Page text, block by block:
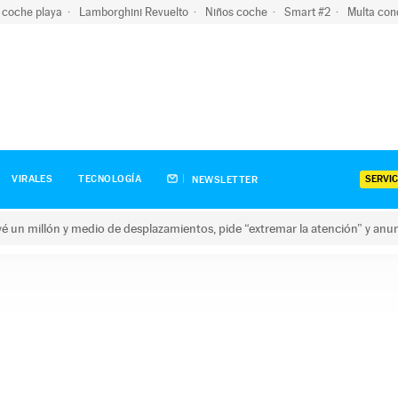
playa Lamborghini Revuelto Niños coche Smart #2 Multa
VIRALES TECNOLOGÍA NEWSLETTER
un millón y medio de desplazamientos, pide “extremar la atención” y